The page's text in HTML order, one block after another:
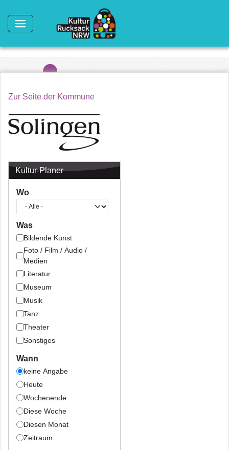
Zur Seite der Kommune
Kultur-Planer
Wo
Was
Bildende Kunst
Foto / Film / Audio /
Medien
Literatur
Museum
Musik
Tanz
Theater
Sonstiges
Wann
keine Angabe
Heute
Wochenende
Diese Woche
Diesen Monat
Zeitraum